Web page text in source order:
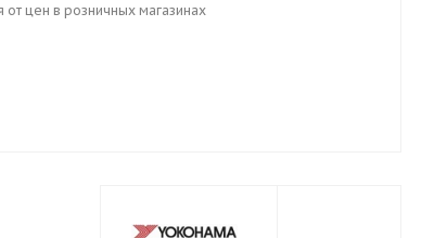
от цен в розничных магазинах